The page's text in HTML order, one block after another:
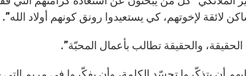
لائقة لإخوتهم، كي يستعيدوا رونق كونهم أولاد الله”.
والحقيقة تطالب بأعمال المحبّة”.